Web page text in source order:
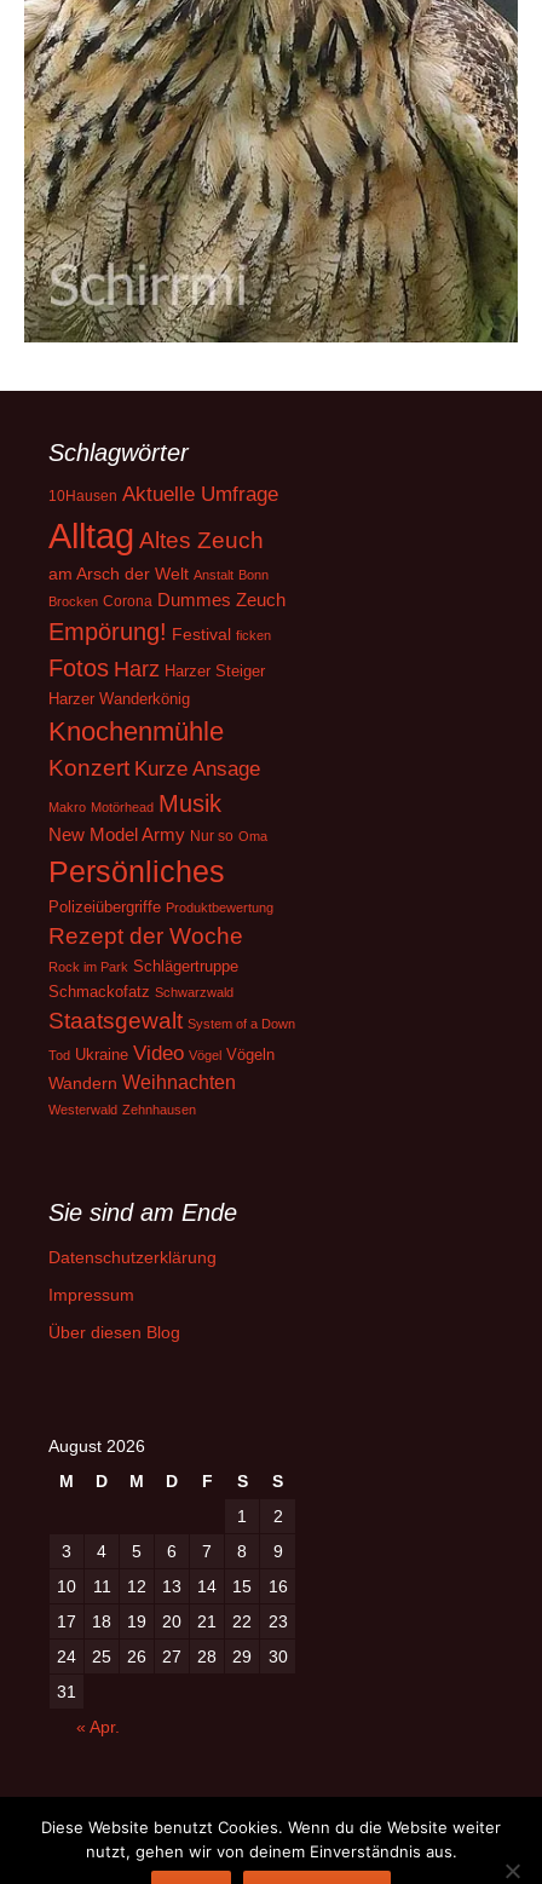
Schlagwörter
10Hausen Aktuelle Umfrage
Alltag Altes Zeuch
am Arsch der Welt Anstalt Bonn
Brocken Corona Dummes Zeuch
Empörung! Festival ficken
Fotos Harz Harzer Steiger
Harzer Wanderkönig
Knochenmühle
Konzert Kurze Ansage
Makro Motörhead Musik
New Model Army Nur so Oma
Persönliches
Polizeiübergriffe Produktbewertung
Rezept der Woche
Rock im Park Schlägertruppe
Schmackofatz Schwarzwald
Staatsgewalt System of a Down
Tod Ukraine Video Vögel Vögeln
Wandern Weihnachten
Westerwald Zehnhausen
Sie sind am Ende
Datenschutzerklärung
Impressum
Über diesen Blog
August 2026
M
D M D F S
S
1
2
3
4 5 6 7 8
9
10
11 12 13 14 15
16
17
18 19 20 21 22
23
24
25 26 27 28 29
30
31
« Apr.
Diese Website benutzt Cookies. Wenn du die Website weiter
nutzt, gehen wir von deinem Einverständnis aus.